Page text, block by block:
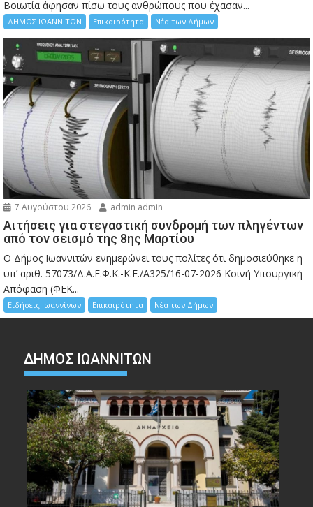
Bοιωτία άφησαν πίσω τους ανθρώπους που έχασαν...
ΔΗΜΟΣ ΙΩΑΝΝΙΤΩΝ Επικαιρότητα Νέα των Δήμων
7 Αυγούστου 2026 admin admin
Αιτήσεις για στεγαστική συνδρομή των πληγέντων
από τον σεισμό της 8ης Μαρτίου
Ο Δήμος Ιωαννιτών ενημερώνει τους πολίτες ότι δημοσιεύθηκε η
υπ’ αριθ. 57073/Δ.Α.Ε.Φ.Κ.-Κ.Ε./Α325/16-07-2026 Κοινή Υπουργική
Απόφαση (ΦΕΚ...
Ειδήσεις Ιωαννίνων Επικαιρότητα Νέα των Δήμων
ΔΗΜΟΣ ΙΩΑΝΝΙΤΩΝ